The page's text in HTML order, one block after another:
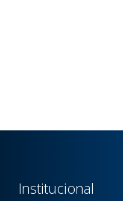
Institucional